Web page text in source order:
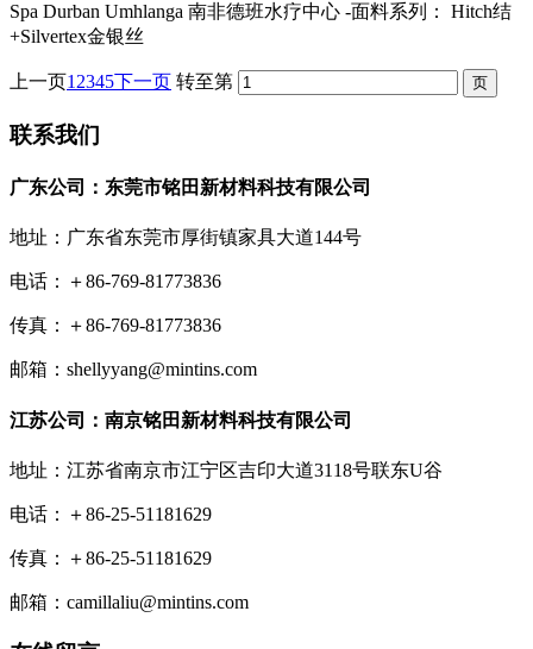
Spa Durban Umhlanga 南非德班水疗中心 -面料系列： Hitch结
+Silvertex金银丝
上一页1 2345下一页 转至第
联系我们
广东公司：东莞市铭田新材料科技有限公司
地址：广东省东莞市厚街镇家具大道144号
电话：＋86-769-81773836
传真：＋86-769-81773836
邮箱：shellyyang@mintins.com
江苏公司：南京铭田新材料科技有限公司
地址：江苏省南京市江宁区吉印大道3118号联东U谷
电话：＋86-25-51181629
传真：＋86-25-51181629
邮箱：camillaliu@mintins.com